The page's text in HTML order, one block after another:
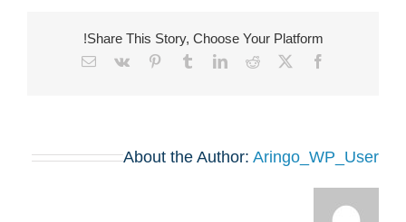
Share This Story, Choose Your Platform!
Facebook
X
Reddit
LinkedIn
Tumblr
Pinterest
Vk
Email
About the Author: Aringo_WP_User